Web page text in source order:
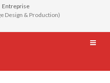
Entreprise
Design & Production)